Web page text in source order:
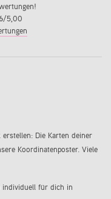
/5,00
Die Karten deiner
Koordinatenposter. Viele
individuell für dich in